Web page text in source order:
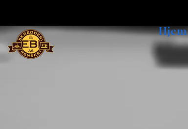
Hjem